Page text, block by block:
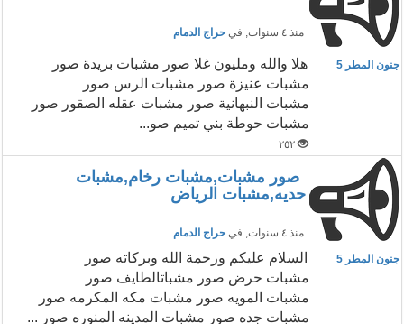
منذ ٤ سنوات , في حراج الدمام
جنون المطر 5
هلا والله ومليون غلا صور مشبات بريدة صور
مشبات عنيزة صور مشبات الرس صور
مشبات النبهانية صور مشبات عقله الصقور صور
مشبات حوطة بني تميم صو...
٢٥٢
صور مشبات,مشبات رخام,مشبات
حديه,مشبات الرياض
منذ ٤ سنوات , في حراج الدمام
جنون المطر 5
السلام عليكم ورحمة الله وبركاته صور
مشبات حرض صور مشباتالطايف صور
مشبات المويه صور مشبات مكه المكرمه صور
مشبات جده صور مشبات المدينه المنوره صور ...